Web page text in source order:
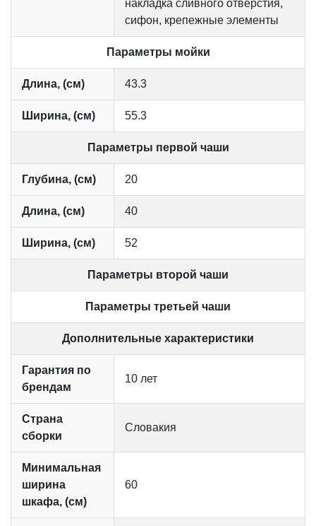
накладка сливного отверстия,
сифон, крепежные элементы
Параметры мойки
Длина, (см) 43.3
Ширина, (см) 55.3
Параметры первой чаши
Глубина, (см) 20
Длина, (см) 40
Ширина, (см) 52
Параметры второй чаши
Параметры третьей чаши
Дополнительные характеристики
Гарантия по
брендам
10 лет
Страна
сборки
Словакия
Минимальная
ширина
шкафа, (см)
60